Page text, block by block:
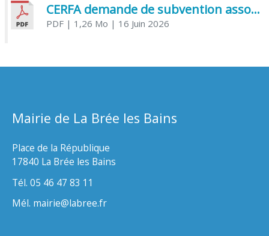
CERFA demande de subvention association
PDF| 1,26 Mo | 16 Juin 2026
Mairie de La Brée les Bains
Place de la République
17840 La Brée les Bains
Tél. 05 46 47 83 11
Mél. mairie@labree.fr